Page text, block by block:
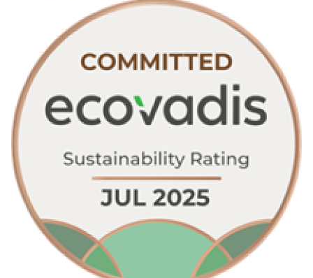
BLS A SOCIO UNICO BP (Bierbaum - Proenen)
CEPOVETT SAS
CHATARD